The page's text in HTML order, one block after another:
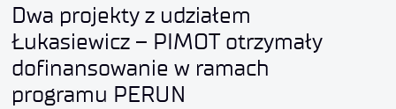
Dwa projekty z udziałem
Łukasiewicz – PIMOT otrzymały
dofinansowanie w ramach
programu PERUN